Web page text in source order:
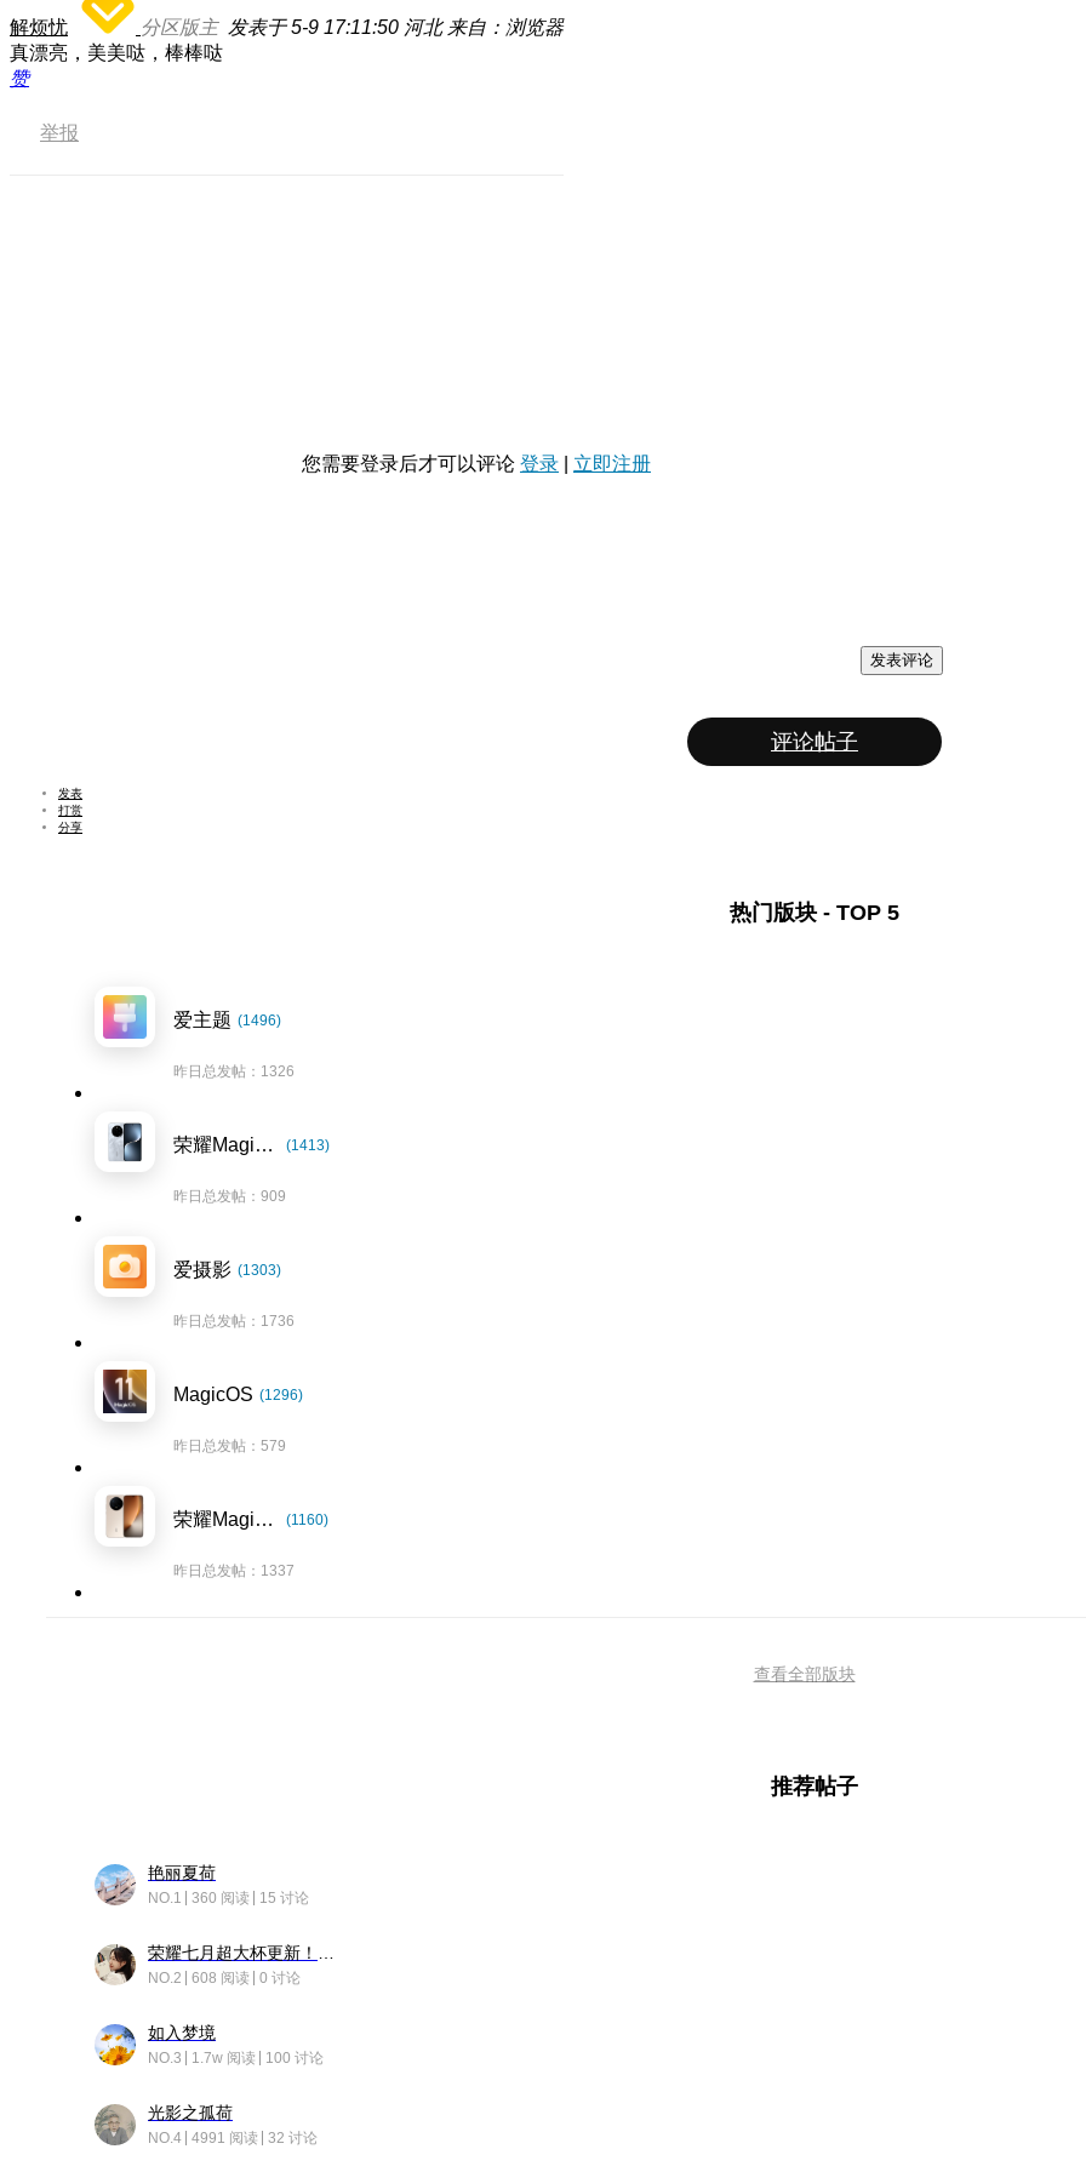
解烦忧 分区版主 发表于 5-9 17:11:50 河北 来自：浏览器
真漂亮，美美哒，棒棒哒
赞
举报
您需要登录后才可以评论 登录 立即注册
发表评论
评论帖子
发表
打赏
分享
热门版块 - TOP 5
爱主题 (1496)
昨日总发帖：1326
荣耀Magic7系列 (1413)
昨日总发帖：909
爱摄影 (1303)
昨日总发帖：1736
MagicOS (1296)
昨日总发帖：579
荣耀Magic8系列 (1160)
昨日总发帖：1337
查看全部版块
推荐帖子
艳丽夏荷
NO.1 360 阅读 15 讨论
NO.2 608 阅读 0 讨论
如入梦境
NO.3 1.7w 阅读 100 讨论
光影之孤荷
NO.4 4991 阅读 32 讨论